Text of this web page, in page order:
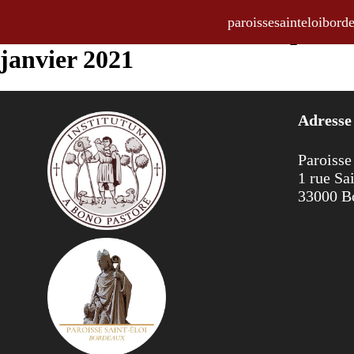
La Feuille Hebdo, bulletin
janvier 2021
Adresse
1 rue
33000